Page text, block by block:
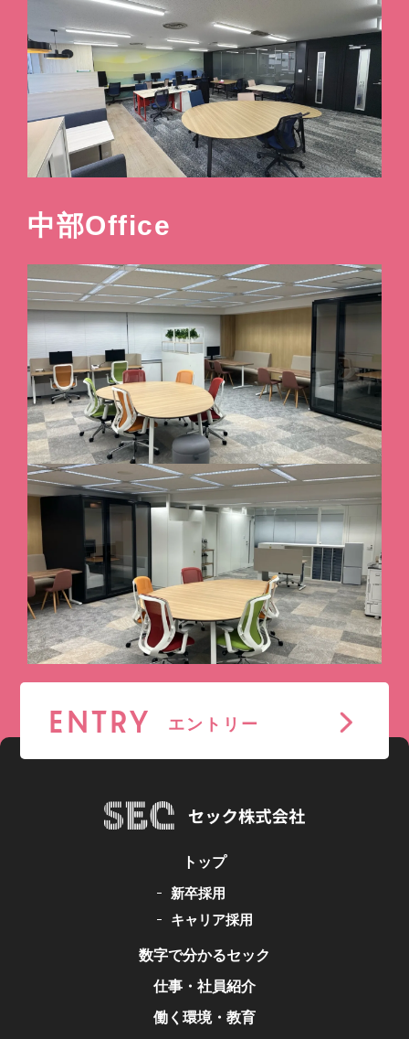
中部Office
ENTRY エントリー
トップ
新卒採用
キャリア採用
数字で分かるセック
仕事・社員紹介
働く環境・教育